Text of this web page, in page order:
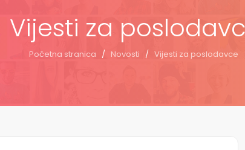
Vijesti za
Početna stranica / Novosti / Vijesti za poslodavce